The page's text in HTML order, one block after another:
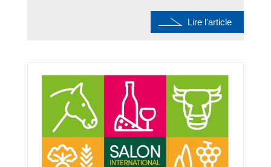
Lire l'article